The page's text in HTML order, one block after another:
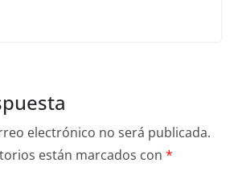
electrónico no será publicada.
están marcados con *